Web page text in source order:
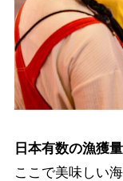
日本有数の漁獲
ここで美味しい